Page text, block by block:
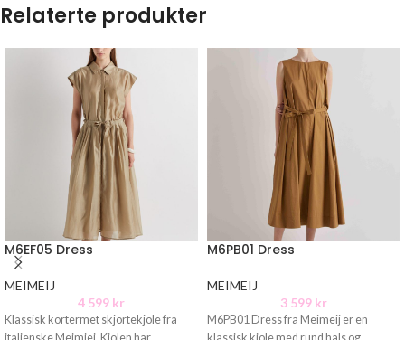
Relaterte produkter
M6EF05 Dress
MEIMEIJ
4 599 kr
Klassisk kortermet skjortekjole fra
italienske Meimiej. Kjolen har
M6PB01 Dress
MEIMEIJ
3 599 kr
M6PB01 Dress fra Meimeij er en
klassisk kjole med rund hals og